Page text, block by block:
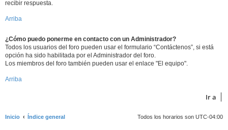
recibir respuesta.
Arriba
¿Cómo puedo ponerme en contacto con un Administrador?
Todos los usuarios del foro pueden usar el formulario “Contáctenos”, si está
opción ha sido habilitada por el Administrador del foro.
Los miembros del foro también pueden usar el enlace "El equipo".
Arriba
Ir a
Inicio Índice general Todos los horarios son UTC-04:00